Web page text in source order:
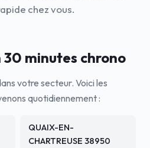
chez vous.
minutes chrono
votre secteur. Voici les
quotidiennement :
QUAIX-EN-
CHARTREUSE 38950